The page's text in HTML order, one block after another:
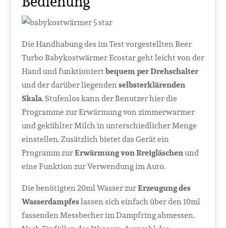
Die Handhabung des im Test vorgestellten Reer
Turbo Babykostwärmer Ecostar geht leicht von der
Hand und funktioniertbequem per Drehschalter
und der darüber liegendenselbsterklärenden
Skala. Stufenlos kann der Benutzer hier die
Programme zur Erwärmung von zimmerwarmer
und gekühlter Milch in unterschiedlicher Menge
einstellen. Zusätzlich bietet das Gerät ein
Programm zurErwärmung von Breigläschenund
eine Funktion zur Verwendung im Auto.
Die benötigten 20ml Wasser zurErzeugung des
Wasserdampfeslassen sich einfach über den 10ml
fassenden Messbecher im Dampfring abmessen.